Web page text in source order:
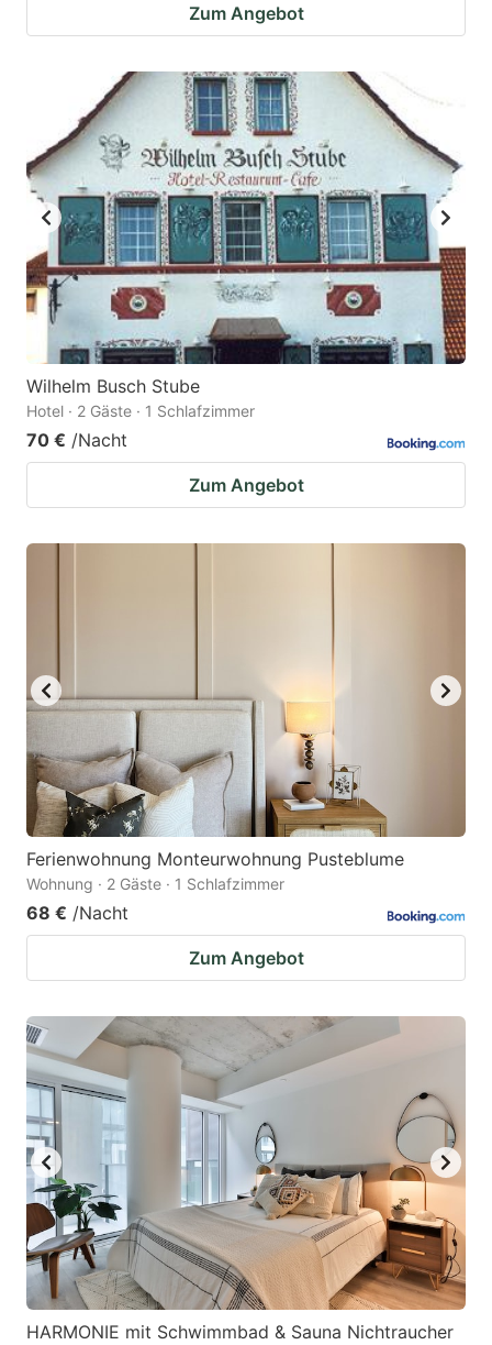
Zum Angebot
Wilhelm Busch Stube
Hotel · 2 Gäste · 1 Schlafzimmer
70 € /Nacht
Zum Angebot
Ferienwohnung Monteurwohnung Pusteblume
Wohnung · 2 Gäste · 1 Schlafzimmer
68 € /Nacht
Zum Angebot
HARMONIE mit Schwimmbad & Sauna Nichtraucher